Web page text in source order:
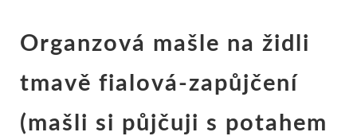
Organzová mašle na židli
tmavě fialová-zapůjčení
(mašli si půjčuji s potahem